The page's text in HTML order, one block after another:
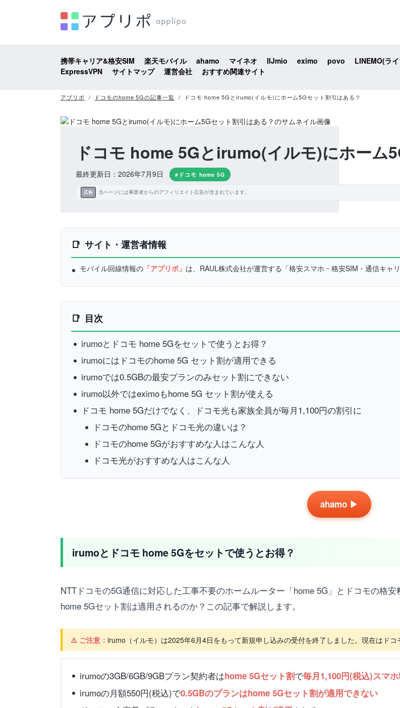
携帯キャリア&格安SIM 楽天モバイル ahamo マイネオ IIJmio eximo povo LINEMO(ラ
ExpressVPN
サイトマップ 運営会社 おすすめ関連サイト
アプリポ ドコモのhome 5Gの記事一覧 ドコモ home 5Gとirumo(イルモ)にホーム5Gセット割引はある？
ドコモ home 5Gとirumo(イルモ)にホーム
最終更新日：2026年7月9日 #ドコモ home 5G
広告 当ページには事業者からのアフィリエイト広告が含まれています。
サイト・運営者情報
モバイル回線情報の 「アプリポ」 は、RAUL株式会社が運営する「格安スマホ・格安SIM・通信キャ
目次
irumoとドコモ home 5Gをセットで使うとお得？
irumoにはドコモのhome 5G セット割が適用できる
irumoでは0.5GBの最安プランのみセット割にできない
irumo以外ではeximoもhome 5G セット割が使える
ドコモ home 5Gだけでなく、ドコモ光も家族全員が毎月1,100円の割引に
ドコモのhome 5Gとドコモ光の違いは？
ドコモのhome 5Gがおすすめな人はこんな人
ドコモ光がおすすめな人はこんな人
ahamo ▶
irumoとドコモ home 5Gをセットで使うとお得？
NTTドコモの5G通信に対応した工事不要のホームルーター「home 5G」とドコモの格
home 5Gセット割は適用されるのか？この記事で解説します。
⚠️ ご注意： irumo（イルモ）は2025年6月4日をもって新規申し込みの受付を終了しました。現在はドコ
irumoの3GB/6GB/9GBプラン契約者はhome 5Gセット割で毎月1,100円(税込)スマ
irumoの月額550円(税込)で0.5GBのプランはhome 5Gセット割が適用できない